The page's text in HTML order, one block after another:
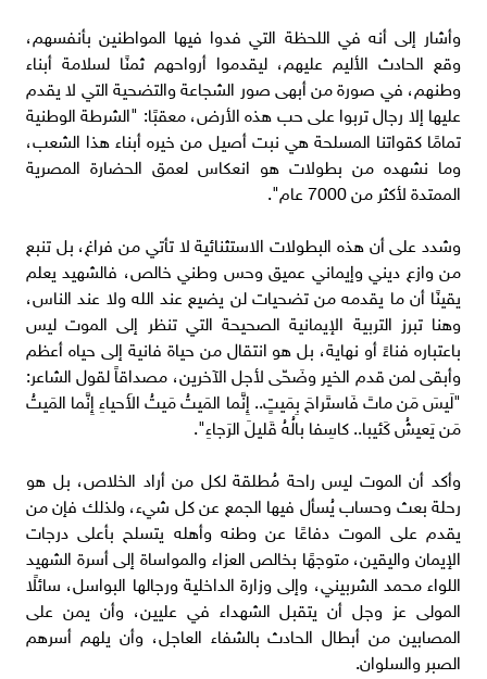
وأشار إلى أنه في اللحظة التي فدوا فيها المواطنين بأنفسهم،
وقع الحادث الأليم عليهم، ليقدموا أرواحهم ثمنًا لسلامة أبناء
وطنهم، في صورة من أبهى صور الشجاعة والتضحية التي لا يقدم
عليها إلا رجال تربوا على حب هذه الأرض، معقبًا: "الشرطة الوطنية
تمامًا كقواتنا المسلحة هي نبت أصيل من خيره أبناء هذا الشعب،
وما نشهده من بطولات هو انعكاس لعمق الحضارة المصرية
الممتدة لأكثر من 7000 عام".
وشدد على أن هذه البطولات الاستثنائية لا تأتي من فراغ، بل تنبع
من وازع ديني وإيماني عميق وحس وطني خالص، فالشهيد يعلم
يقينًا أن ما يقدمه من تضحيات لن يضيع عند الله ولا عند الناس،
وهنا تبرز التربية الإيمانية الصحيحة التي تنظر إلى الموت ليس
باعتباره فناءً أو نهاية، بل هو انتقال من حياة فانية إلى حياه أعظم
وأبقى لمن قدم الخير وضَحّى لأجل الآخرين، مصداقاً لقول الشاعر:
"لَيسَ مَن ماتَ فَاستَراحَ بِمَيتٍ.. إِنَّما المَيتُ مَيتُ الأَحياءِ إِنَّما المَيتُ
مَن يَعيشُ كَئيبا.. كاسِفا بالُهُ قَليلَ الرَجاءِ".
وأكد أن الموت ليس راحة مُطلقة لكل من أراد الخلاص، بل هو
رحلة بعث وحساب يُسأل فيها الجمع عن كل شيء، ولذلك فإن من
يقدم على الموت دفاعًا عن وطنه وأهله يتسلح بأعلى درجات
الإيمان واليقين، متوجهًا بخالص العزاء والمواساة إلى أسرة الشهيد
اللواء محمد الشربيني، وإلى وزارة الداخلية ورجالها البواسل، سائلًا
المولى عز وجل أن يتقبل الشهداء في عليين، وأن يمن على
المصابين من أبطال الحادث بالشفاء العاجل، وأن يلهم أسرهم
الصبر والسلوان.